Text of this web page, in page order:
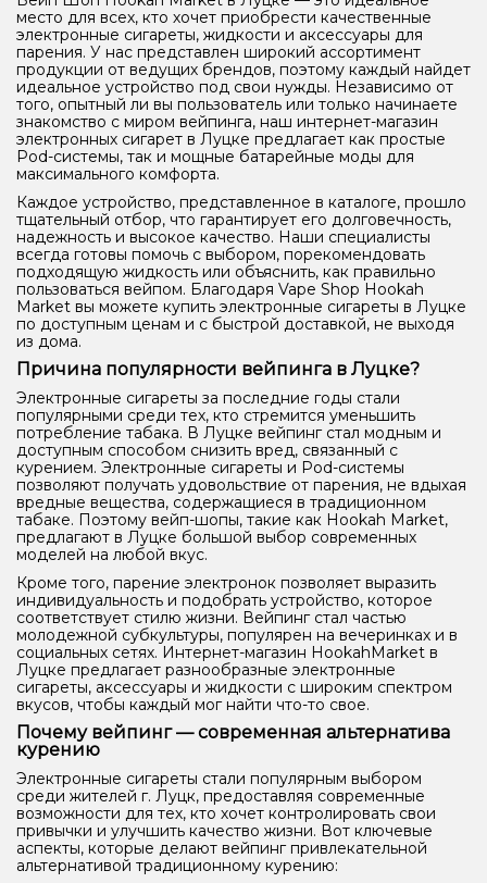
место для всех, кто хочет приобрести качественные
электронные сигареты, жидкости и аксессуары для
парения. У нас представлен широкий ассортимент
продукции от ведущих брендов, поэтому каждый найдет
идеальное устройство под свои нужды. Независимо от
того, опытный ли вы пользователь или только начинаете
знакомство с миром вейпинга, наш интернет-магазин
электронных сигарет в Луцке предлагает как простые
Pod-системы, так и мощные батарейные моды для
максимального комфорта.
Каждое устройство, представленное в каталоге, прошло
тщательный отбор, что гарантирует его долговечность,
надежность и высокое качество. Наши специалисты
всегда готовы помочь с выбором, порекомендовать
подходящую жидкость или объяснить, как правильно
пользоваться вейпом. Благодаря Vape Shop Hookah
Market вы можете купить электронные сигареты в Луцке
по доступным ценам и с быстрой доставкой, не выходя
из дома.
Причина популярности вейпинга в Луцке?
Электронные сигареты за последние годы стали
популярными среди тех, кто стремится уменьшить
потребление табака. В Луцке вейпинг стал модным и
доступным способом снизить вред, связанный с
курением. Электронные сигареты и Pod-системы
позволяют получать удовольствие от парения, не вдыхая
вредные вещества, содержащиеся в традиционном
табаке. Поэтому вейп-шопы, такие как Hookah Market,
предлагают в Луцке большой выбор современных
моделей на любой вкус.
Кроме того, парение электронок позволяет выразить
индивидуальность и подобрать устройство, которое
соответствует стилю жизни. Вейпинг стал частью
молодежной субкультуры, популярен на вечеринках и в
социальных сетях. Интернет-магазин HookahMarket в
Луцке предлагает разнообразные электронные
сигареты, аксессуары и жидкости с широким спектром
вкусов, чтобы каждый мог найти что-то свое.
Почему вейпинг — современная альтернатива
курению
Электронные сигареты стали популярным выбором
среди жителей г. Луцк, предоставляя современные
возможности для тех, кто хочет контролировать свои
привычки и улучшить качество жизни. Вот ключевые
аспекты, которые делают вейпинг привлекательной
альтернативой традиционному курению: